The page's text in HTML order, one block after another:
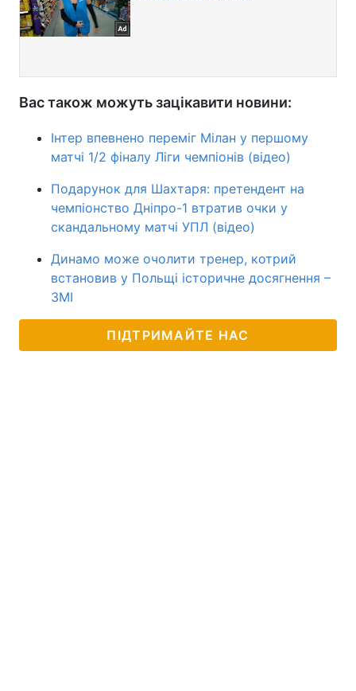
Вас також можуть зацікавити новини:
Інтер впевнено переміг Мілан у першому
матчі 1/2 фіналу Ліги чемпіонів (відео)
Подарунок для Шахтаря: претендент на
чемпіонство Дніпро-1 втратив очки у
скандальному матчі УПЛ (відео)
Динамо може очолити тренер, котрий
встановив у Польщі історичне досягнення –
ЗМІ
ПІДТРИМАЙТЕ НАС